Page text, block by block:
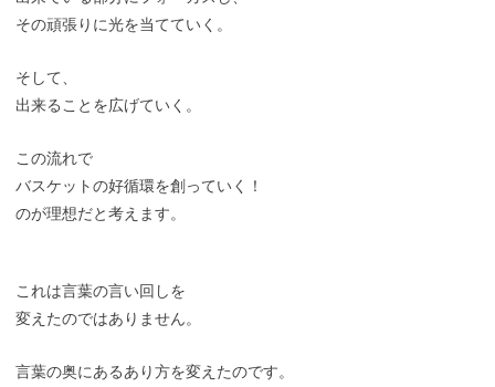
その頑張りに光を当てていく。
そして、
出来ることを広げていく。
この流れで
バスケットの好循環を創っていく！
のが理想だと考えます。
これは言葉の言い回しを
変えたのではありません。
言葉の奥にあるあり方を変えたのです。